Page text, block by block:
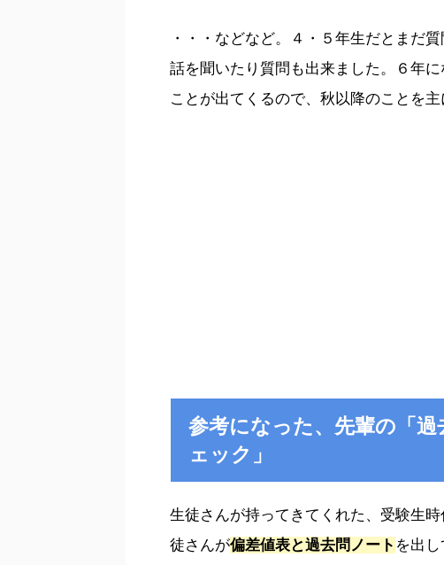
・・・などなど。４・５年生だとまだ
話を聞いたり質問も出来ました。６年
ことが出てくるので、秋以降のことを主
参考になった、先輩の「
ェック」
生徒さんが持ってきてくれた、受験生
徒さんが偏差値表と過去問ノート を出